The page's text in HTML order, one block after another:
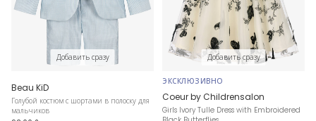
Добавить сразу
Beau KiD
Голубой костюм с шортами в полоску для
мальчиков
Добавить сразу
ЭКСКЛЮЗИВНО
Coeur by Childrensalon
Girls Ivory Tulle Dress with Embroidered